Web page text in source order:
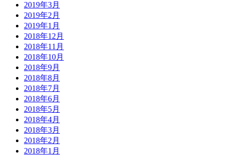
2019年3月
2019年2月
2019年1月
2018年12月
2018年11月
2018年10月
2018年9月
2018年8月
2018年7月
2018年6月
2018年5月
2018年4月
2018年3月
2018年2月
2018年1月